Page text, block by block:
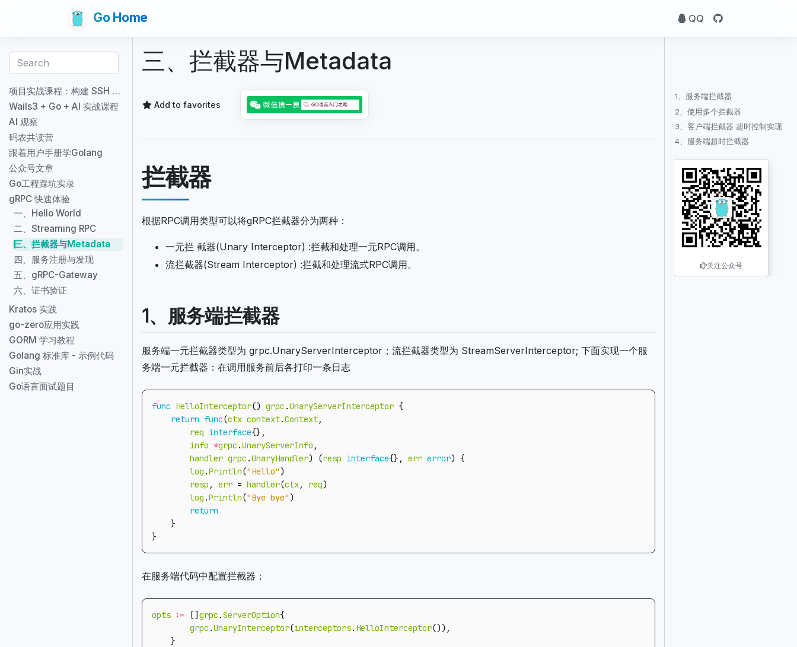
Go Home QQ
项目实战课程：构建 SSH TUI 个人简历应用
Wails3 + Go + AI 实战课程
AI 观察
码农共读营
跟着用户手册学Golang
公众号文章
Go工程踩坑实录
gRPC 快速体验
一、Hello World
二、Streaming RPC
三、拦截器与Metadata
四、服务注册与发现
五、gRPC-Gateway
六、证书验证
Kratos 实践
go-zero应用实践
GORM 学习教程
Golang 标准库 - 示例代码
Gin实战
Go语言面试题目
1、服务端拦截器
2、使用多个拦截器
3、客户端拦截器 超时控制实现
4、服务端超时拦截器
关注公众号
三、拦截器与Metadata
Add to favorites
拦截器
根据RPC调用类型可以将gRPC拦截器分为两种：
一元拦 截器(Unary Interceptor) :拦截和处理一元RPC调用。
流拦截器(Stream Interceptor) :拦截和处理流式RPC调用。
1、服务端拦截器
服务端一元拦截器类型为 grpc.UnaryServerInterceptor；流拦截器类型为 StreamServerInterceptor; 下面实现一个服
务端一元拦截器：在调用服务前后各打印一条日志
func HelloInterceptor() grpc .UnaryServerInterceptor {
return func(ctx context.Context,
req interface{},
info *grpc .UnaryServerInfo ,
handler grpc .UnaryHandler) (resp interface{}, err error) {
log .Println("Hello")
resp , err = handler(ctx, req)
log .Println("Bye bye")
return
}
}
在服务端代码中配置拦截器；
opts := [] grpc .ServerOption{
grpc .UnaryInterceptor(interceptors. HelloInterceptor()),
}